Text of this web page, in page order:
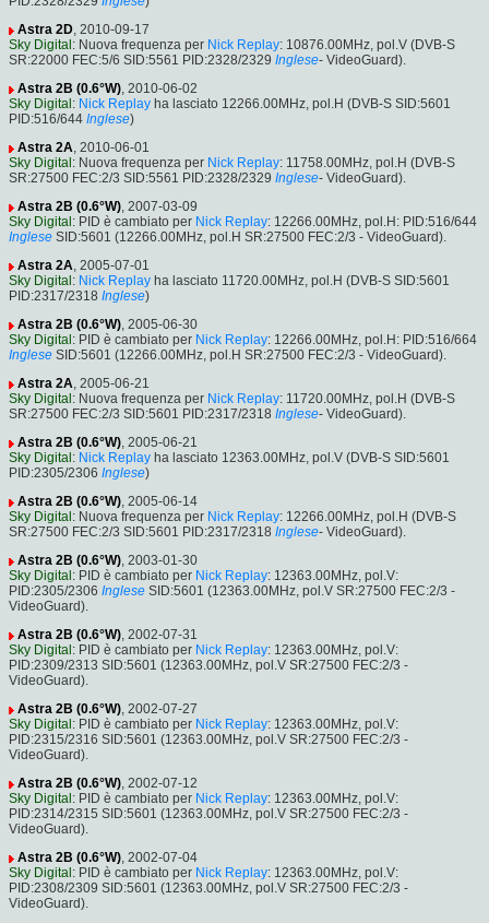
Astra 2D, 2010-09-17
Sky Digital : Nuova frequenza per Nick Replay: 10876.00MHz, pol.V (DVB-S
SR:22000 FEC:5/6 SID:5561 PID:2328/2329 Inglese- VideoGuard).
Astra 2B (0.6°W), 2010-06-02
Sky Digital : Nick Replay ha lasciato 12266.00MHz, pol.H (DVB-S SID:5601
PID:516/644 Inglese)
Astra 2A, 2010-06-01
Sky Digital : Nuova frequenza per Nick Replay: 11758.00MHz, pol.H (DVB-S
SR:27500 FEC:2/3 SID:5561 PID:2328/2329 Inglese- VideoGuard).
Astra 2B (0.6°W), 2007-03-09
Sky Digital : PID è cambiato per Nick Replay: 12266.00MHz, pol.H: PID:516/644
Inglese SID:5601 (12266.00MHz, pol.H SR:27500 FEC:2/3 - VideoGuard).
Astra 2A, 2005-07-01
Sky Digital : Nick Replay ha lasciato 11720.00MHz, pol.H (DVB-S SID:5601
PID:2317/2318 Inglese)
Astra 2B (0.6°W), 2005-06-30
Sky Digital : PID è cambiato per Nick Replay: 12266.00MHz, pol.H: PID:516/664
Inglese SID:5601 (12266.00MHz, pol.H SR:27500 FEC:2/3 - VideoGuard).
Astra 2A, 2005-06-21
Sky Digital : Nuova frequenza per Nick Replay: 11720.00MHz, pol.H (DVB-S
SR:27500 FEC:2/3 SID:5601 PID:2317/2318 Inglese- VideoGuard).
Astra 2B (0.6°W), 2005-06-21
Sky Digital : Nick Replay ha lasciato 12363.00MHz, pol.V (DVB-S SID:5601
PID:2305/2306 Inglese)
Astra 2B (0.6°W), 2005-06-14
Sky Digital : Nuova frequenza per Nick Replay: 12266.00MHz, pol.H (DVB-S
SR:27500 FEC:2/3 SID:5601 PID:2317/2318 Inglese- VideoGuard).
Astra 2B (0.6°W), 2003-01-30
Sky Digital : PID è cambiato per Nick Replay: 12363.00MHz, pol.V:
PID:2305/2306 Inglese SID:5601 (12363.00MHz, pol.V SR:27500 FEC:2/3 -
VideoGuard).
Astra 2B (0.6°W), 2002-07-31
Sky Digital : PID è cambiato per Nick Replay: 12363.00MHz, pol.V:
PID:2309/2313 SID:5601 (12363.00MHz, pol.V SR:27500 FEC:2/3 -
VideoGuard).
Astra 2B (0.6°W), 2002-07-27
Sky Digital : PID è cambiato per Nick Replay: 12363.00MHz, pol.V:
PID:2315/2316 SID:5601 (12363.00MHz, pol.V SR:27500 FEC:2/3 -
VideoGuard).
Astra 2B (0.6°W), 2002-07-12
Sky Digital : PID è cambiato per Nick Replay: 12363.00MHz, pol.V:
PID:2314/2315 SID:5601 (12363.00MHz, pol.V SR:27500 FEC:2/3 -
VideoGuard).
Astra 2B (0.6°W), 2002-07-04
Sky Digital : PID è cambiato per Nick Replay: 12363.00MHz, pol.V:
PID:2308/2309 SID:5601 (12363.00MHz, pol.V SR:27500 FEC:2/3 -
VideoGuard).